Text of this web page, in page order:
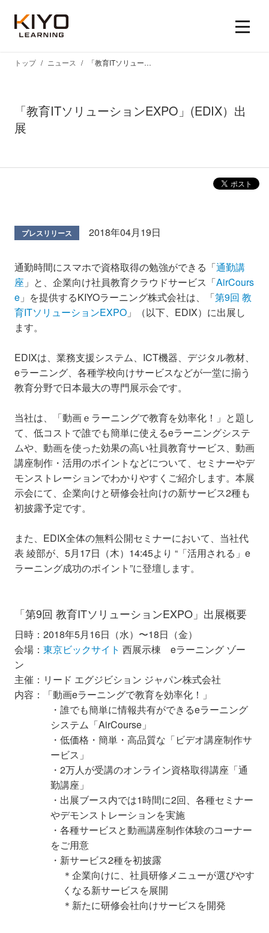
「教育ITソリューションEXPO」(EDIX）出
展
トップ ニュース 「教育ITソリューションEXPO」(EDIX）出展
プレスリリース 2018年04月19日
通勤時間にスマホで資格取得の勉強ができる「通勤講
座 」と、企業向け社員教育クラウドサービス「AirCours
e 」を提供するKIYOラーニング株式会社は、「第9回 教
育ITソリューションEXPO 」（以下、EDIX）に出展し
ます。
EDIXは、業務支援システム、ICT機器、デジタル教材、
eラーニング、各種学校向けサービスなどが一堂に揃う
教育分野で日本最大の専門展示会です。
当社は、「動画ｅラーニングで教育を効率化！」と題し
て、低コストで誰でも簡単に使えるeラーニングシステ
ムや、動画を使った効果の高い社員教育サービス、動画
講座制作・活用のポイントなどについて、セミナーやデ
モンストレーションでわかりやすくご紹介します。本展
示会にて、企業向けと研修会社向けの新サービス2種も
初披露予定です。
また、EDIX全体の無料公開セミナーにおいて、当社代
表 綾部が、5月17日（木）14:45より “「活用される」e
ラーニング成功のポイント”に登壇します。
「第9回 教育ITソリューションEXPO」出展概要
日時：2018年5月16日（水）〜18日（金）
会場： 東京ビックサイト 西展示棟 eラーニング ゾー
ン
主催：リード エグジビション ジャパン株式会社
内容：「動画eラーニングで教育を効率化！」
・誰でも簡単に情報共有ができるeラーニング
システム「AirCourse」
・低価格・簡単・高品質な「ビデオ講座制作サ
ービス」
・2万人が受講のオンライン資格取得講座「通
勤講座」
・出展ブース内では1時間に2回、各種セミナー
やデモンストレーションを実施
・各種サービスと動画講座制作体験のコーナー
をご用意
・新サービス2種を初披露
＊企業向けに、社員研修メニューが選びやす
くなる新サービスを展開
＊新たに研修会社向けサービスを開発